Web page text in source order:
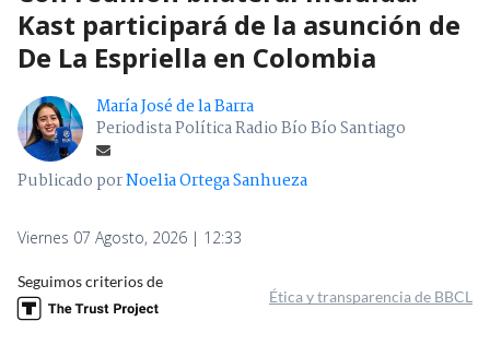
Kast participará de la asunción de
De La Espriella en Colombia
María José de la Barra
Periodista Política Radio Bío Bío Santiago
Publicado porNoelia Ortega Sanhueza
Viernes 07 Agosto, 2026 | 12:33
Seguimos criterios de
Ética y transparencia de BBCL